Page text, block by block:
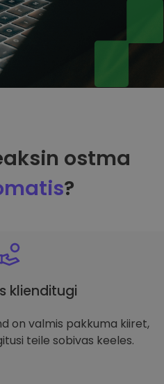
ostma
?
klienditugi
on valmis pakkuma kiiret,
teile sobivas keeles.